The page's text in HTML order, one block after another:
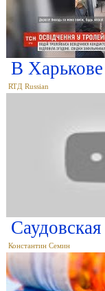
В Харькове
RTД Russian
Константин Семин